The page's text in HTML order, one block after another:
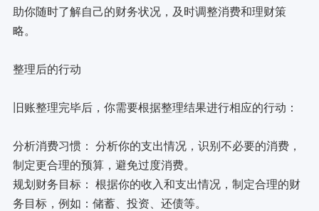
助你随时了解自己的财务状况，及时调整消费和理财策
略。
整理后的行动
旧账整理完毕后，你需要根据整理结果进行相应的行动：
分析消费习惯： 分析你的支出情况，识别不必要的消费，
制定更合理的预算，避免过度消费。
规划财务目标： 根据你的收入和支出情况，制定合理的财
务目标，例如：储蓄、投资、还债等。